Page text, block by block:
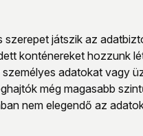
játszik az
konténereket hozzunk
adatokat vagy
még magasabb
nem elegendő az